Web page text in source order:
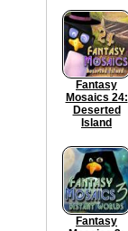
Fantasy
Mosaics 24:
Deserted
Island
Fantasy